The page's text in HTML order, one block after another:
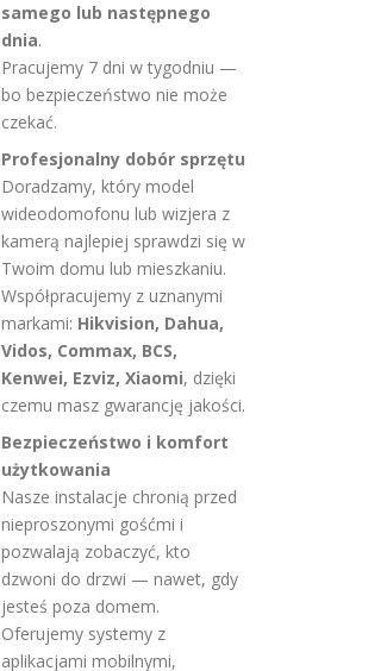
samego lub następnego
dnia.
Pracujemy 7 dni w tygodniu —
bo bezpieczeństwo nie może
czekać.
Profesjonalny dobór sprzętu
Doradzamy, który model
wideodomofonu lub wizjera z
kamerą najlepiej sprawdzi się w
Twoim domu lub mieszkaniu.
Współpracujemy z uznanymi
markami: Hikvision, Dahua,
Vidos, Commax, BCS,
Kenwei, Ezviz, Xiaomi, dzięki
czemu masz gwarancję jakości.
Bezpieczeństwo i komfort
użytkowania
Nasze instalacje chronią przed
nieproszonymi gośćmi i
pozwalają zobaczyć, kto
dzwoni do drzwi — nawet, gdy
jesteś poza domem.
Oferujemy systemy z
aplikacjami mobilnymi,